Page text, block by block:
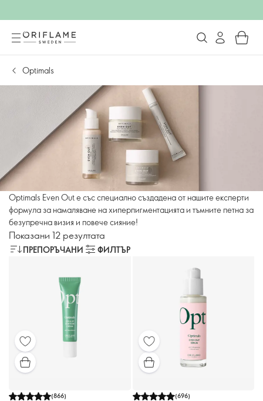
Optimals
Optimals Even Out е със специално създадена от нашите експерти
формула за намаляване на хиперпигментацията и тъмните петна за
безупречна визия и повече сияние!
Показани 12 резултата
ПРЕПОРЪЧАНИ ФИЛТЪР
(866)
(696)